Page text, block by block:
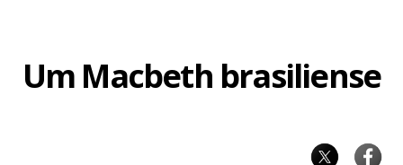
Um Macbeth brasiliense